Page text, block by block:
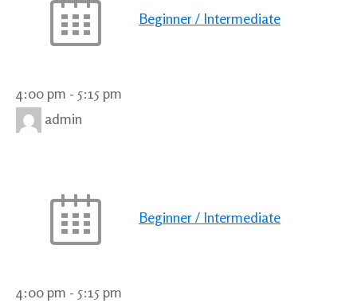
Beginner / Intermediate
4:00 pm - 5:15 pm
admin
Beginner / Intermediate
4:00 pm - 5:15 pm